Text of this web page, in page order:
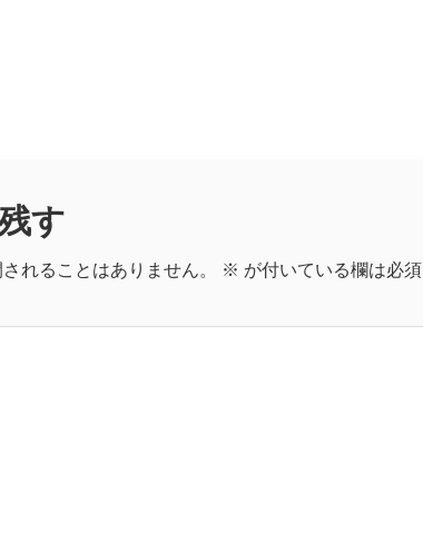
す
れることはありません。 ※ が付いている欄は必須